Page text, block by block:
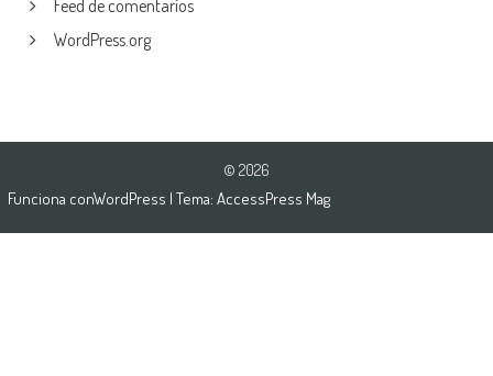
Feed de comentarios
WordPress.org
© 2026
Funciona conWordPress | Tema: AccessPress Mag